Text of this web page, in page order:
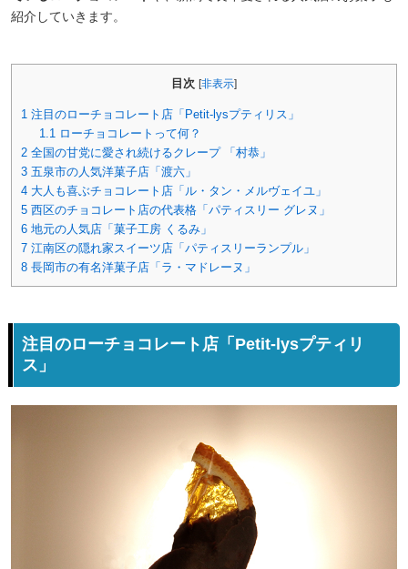
紹介していきます。
目次 [非表示]
1 注目のローチョコレート店「Petit-lysプティリス」
1.1 ローチョコレートって何？
2 全国の甘党に愛され続けるクレープ 「村恭」
3 五泉市の人気洋菓子店「渡六」
4 大人も喜ぶチョコレート店「ル・タン・メルヴェイユ」
5 西区のチョコレート店の代表格「パティスリー グレヌ」
6 地元の人気店「菓子工房 くるみ」
7 江南区の隠れ家スイーツ店「パティスリーランプル」
8 長岡市の有名洋菓子店「ラ・マドレーヌ」
注目のローチョコレート店「Petit-lysプティリ
ス」